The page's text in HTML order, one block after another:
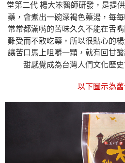
堂第二代 楊大笨醫師研發，是提
藥，會煮出一碗深褐色藥湯，每
常常都滿嘴的苦味久久不能在舌
難受而不敢吃藥，所以很貼心的
讓苦口馬上咀嚼一顆，就有回甘
甜感覺成為台灣人們文化歷
以下圖示為